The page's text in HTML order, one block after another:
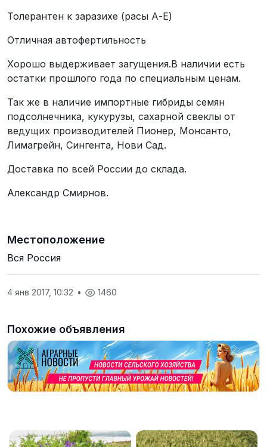
Толерантен к заразихе (расы А-Е)
Отличная автофертильность
Хорошо выдерживает загущения.В наличии есть
остатки прошлого года по специальным ценам.
Так же в наличие импортные гибриды семян
подсолнечника, кукурузы, сахарной свеклы от
ведущих производителей Пионер, Монсанто,
Лимагрейн, Сингента, Нови Сад.
Доставка по всей России до склада.
Александр Смирнов.
Местоположение
Вся Россия
4 янв 2017, 10:32 • 1460
Похожие объявления